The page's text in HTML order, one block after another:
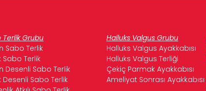
Terlik Grubu Halluks Valgus Grubu
Sabo Terlik Halluks Valgus Ayakkabısı
Sabo Terlik Halluks Valgus Terliği
Desenli Sabo Terlik Çekiç Parmak Ayakkabısı
Desenli Sabo Terlik Ameliyat Sonrası Ayakkabısı